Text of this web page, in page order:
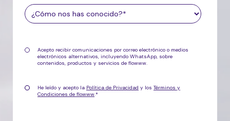
Acepto recibir comunicaciones por correo electrónico o medios
electrónicos alternativos, incluyendo WhatsApp, sobre
contenidos, productos y servicios de flowww.
He leído y acepto la Política de Privacidad y los Términos y
Condiciones de flowww.*